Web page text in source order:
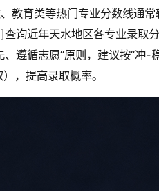
教育类等热门专业分数线通
查询近年天水地区各专业录取
、遵循志愿”原则，建议按“冲
，提高录取概率。